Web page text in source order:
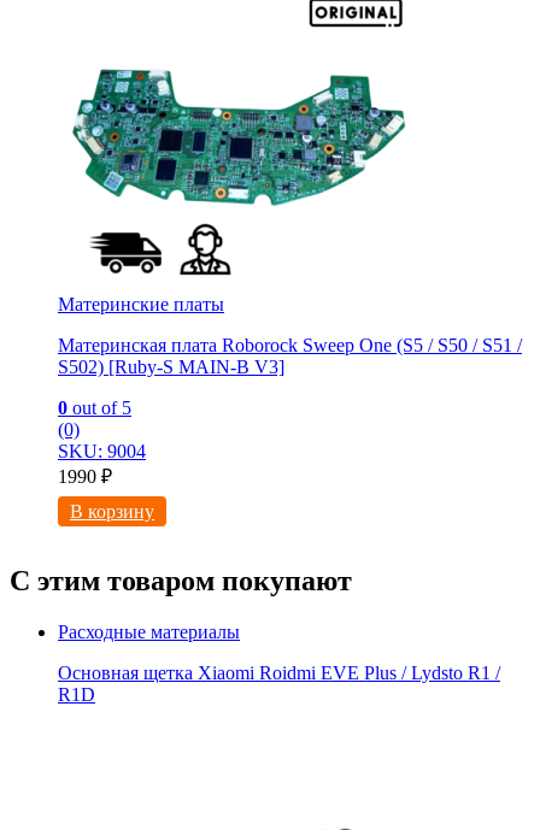
Материнские платы
Материнская плата Roborock Sweep One (S5 / S50 / S51 /
S502) [Ruby-S MAIN-B V3]
0 out of 5
(0)
SKU: 9004
1990 ₽
В корзину
С этим товаром покупают
Расходные материалы
Основная щетка Xiaomi Roidmi EVE Plus / Lydsto R1 /
R1D